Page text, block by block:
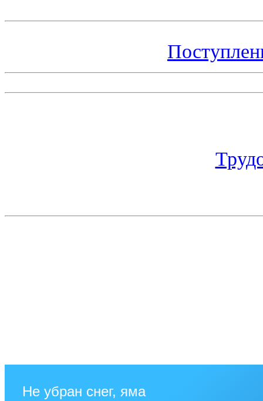
Не убран снег, яма